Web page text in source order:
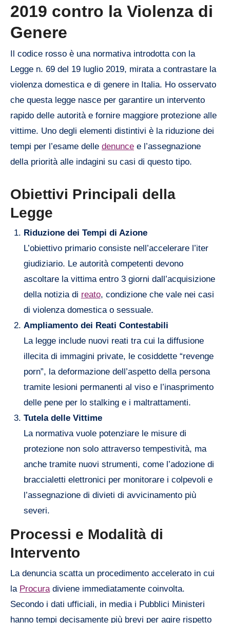
2019 contro la Violenza di
Genere
Il codice rosso è una normativa introdotta con la
Legge n. 69 del 19 luglio 2019, mirata a contrastare la
violenza domestica e di genere in Italia. Ho osservato
che questa legge nasce per garantire un intervento
rapido delle autorità e fornire maggiore protezione alle
vittime. Uno degli elementi distintivi è la riduzione dei
tempi per l’esame delle denunce e l’assegnazione
della priorità alle indagini su casi di questo tipo.
Obiettivi Principali della
Legge
Riduzione dei Tempi di Azione
L’obiettivo primario consiste nell’accelerare l’iter
giudiziario. Le autorità competenti devono
ascoltare la vittima entro 3 giorni dall’acquisizione
della notizia di reato, condizione che vale nei casi
di violenza domestica o sessuale.
Ampliamento dei Reati Contestabili
La legge include nuovi reati tra cui la diffusione
illecita di immagini private, le cosiddette “revenge
porn”, la deformazione dell’aspetto della persona
tramite lesioni permanenti al viso e l’inasprimento
delle pene per lo stalking e i maltrattamenti.
Tutela delle Vittime
La normativa vuole potenziare le misure di
protezione non solo attraverso tempestività, ma
anche tramite nuovi strumenti, come l’adozione di
braccialetti elettronici per monitorare i colpevoli e
l’assegnazione di divieti di avvicinamento più
severi.
Processi e Modalità di
Intervento
La denuncia scatta un procedimento accelerato in cui
la Procura diviene immediatamente coinvolta.
Secondo i dati ufficiali, in media i Pubblici Ministeri
hanno tempi decisamente più brevi per agire rispetto